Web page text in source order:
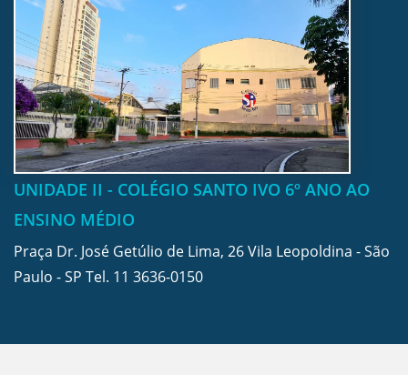
UNIDADE II - COLÉGIO SANTO IVO 6º ANO AO
ENSINO MÉDIO
Praça Dr. José Getúlio de Lima, 26 Vila Leopoldina - São
Paulo - SP Tel. 11 3636-0150